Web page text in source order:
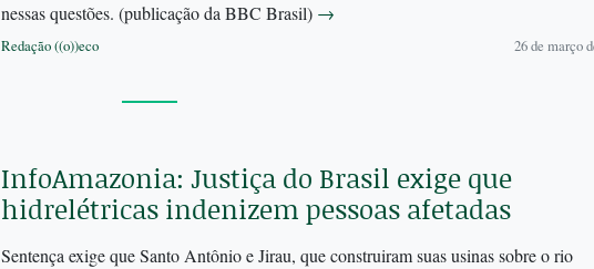
nessas questões. (publicação da BBC Brasil) →
Redação ((o))eco 26 de março
InfoAmazonia: Justiça do Brasil exige que
hidrelétricas indenizem pessoas afetadas
Sentença exige que Santo Antônio e Jirau, que construiram suas usinas sobre o rio